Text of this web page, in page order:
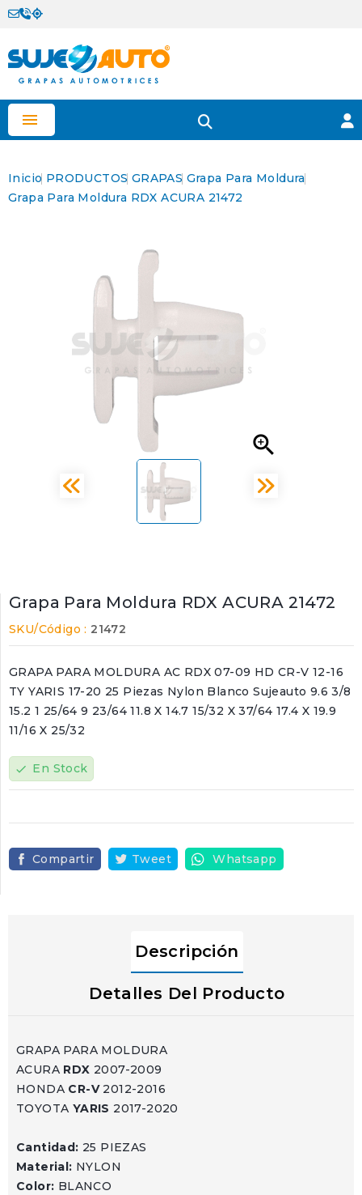

Inicio PRODUCTOS GRAPAS Grapa Para Moldura
Grapa Para Moldura RDX ACURA 21472

Grapa Para Moldura RDX ACURA 21472
SKU/Código : 21472
GRAPA PARA MOLDURA AC RDX 07-09 HD CR-V 12-16
TY YARIS 17-20 25 Piezas Nylon Blanco Sujeauto 9.6 3/8
15.2 1 25/64 9 23/64 11.8 X 14.7 15/32 X 37/64 17.4 X 19.9
11/16 X 25/32
check En Stock
Compartir Tweet Whatsapp
Descripción
Detalles Del Producto
GRAPA PARA MOLDURA
ACURA RDX 2007-2009
HONDA CR-V 2012-2016
TOYOTA YARIS 2017-2020
Cantidad: 25 PIEZAS
Material: NYLON
Color: BLANCO